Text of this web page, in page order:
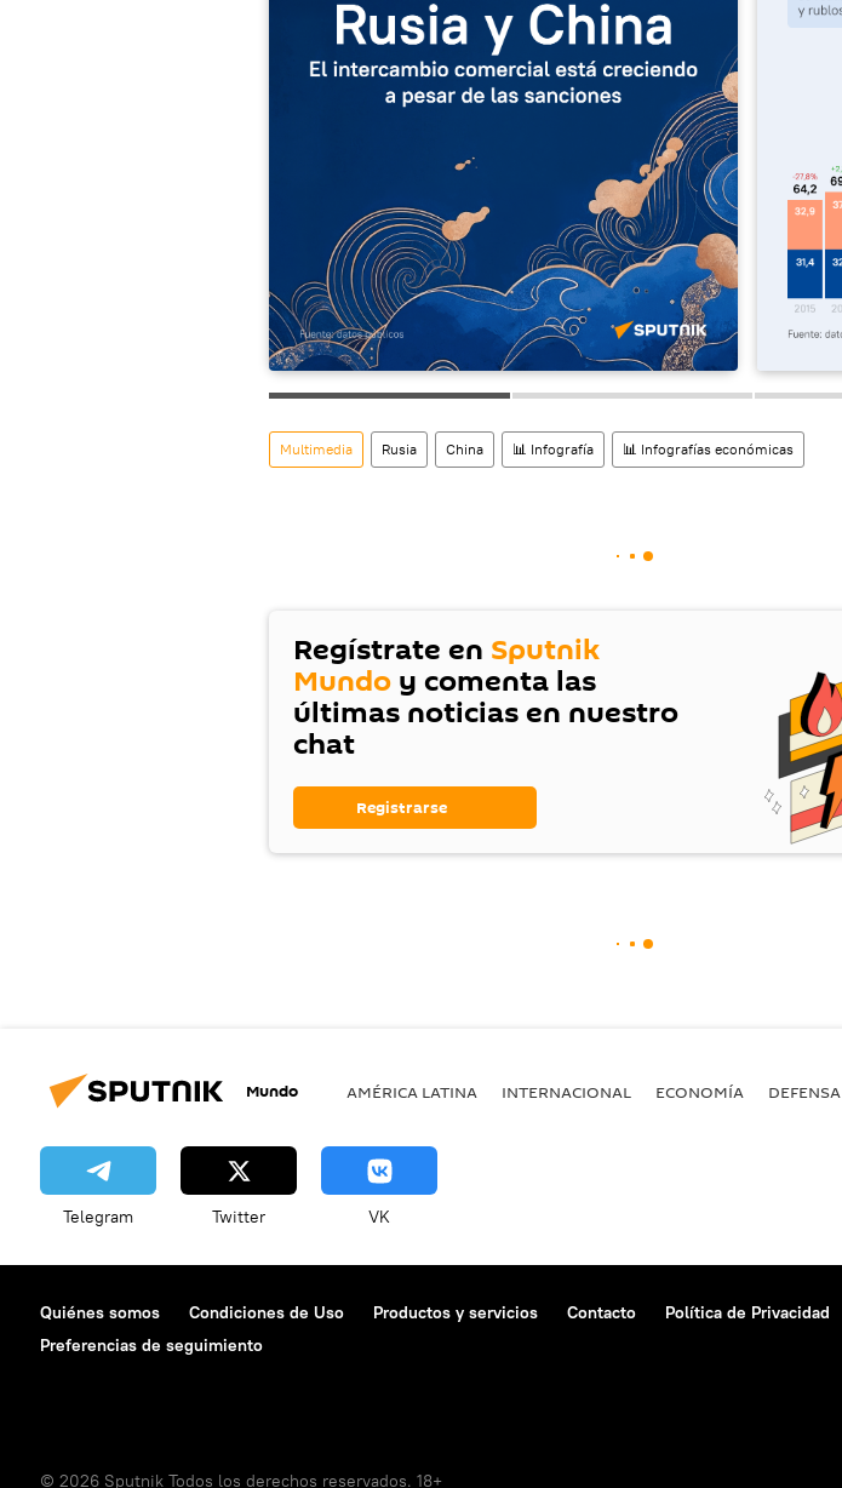
Multimedia Rusia China 📊 Infografía 📊 Infografías económicas
Regístrate en Sputnik
Mundo y comenta las
últimas noticias en nuestro
chat
Registrarse
Mundo AMÉRICA LATINA INTERNACIONAL ECONOMÍA DEFENSA
Telegram Twitter VK
Quiénes somos Condiciones de Uso Productos y servicios Contacto Política de Privacidad
Preferencias de seguimiento
© 2026 Sputnik Todos los derechos reservados. 18+